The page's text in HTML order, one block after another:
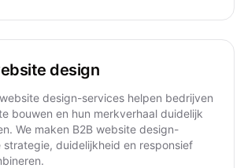
design
design-services helpen bedrijven
bouwen en hun merkverhaal duidelijk
We maken B2B website design-
strategie, duidelijkheid en responsief